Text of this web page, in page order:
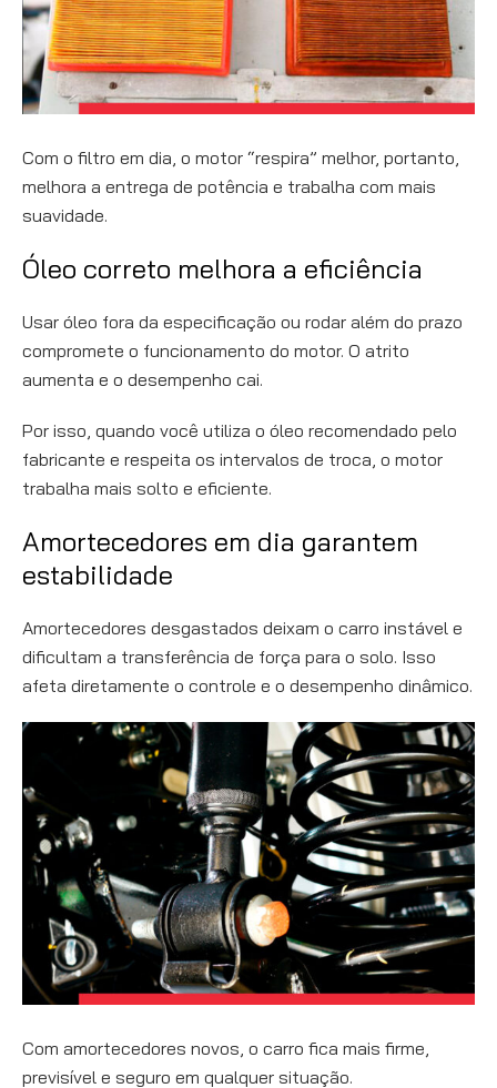
Com o filtro em dia, o motor “respira” melhor, portanto,
melhora a entrega de potência e trabalha com mais
suavidade.
Óleo correto melhora a eficiência
Usar óleo fora da especificação ou rodar além do prazo
compromete o funcionamento do motor. O atrito
aumenta e o desempenho cai.
Por isso, quando você utiliza o óleo recomendado pelo
fabricante e respeita os intervalos de troca, o motor
trabalha mais solto e eficiente.
Amortecedores em dia garantem
estabilidade
Amortecedores desgastados deixam o carro instável e
dificultam a transferência de força para o solo. Isso
afeta diretamente o controle e o desempenho dinâmico.
Com amortecedores novos, o carro fica mais firme,
previsível e seguro em qualquer situação.